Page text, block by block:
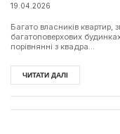
19.04.2026
Багато власників
багатоповерхових
порівнянні з квадра...
ЧИТАТИ ДАЛІ